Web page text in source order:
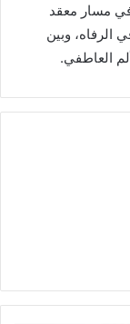
في مسار معقد
الرفاه، وبين
العاطفي.